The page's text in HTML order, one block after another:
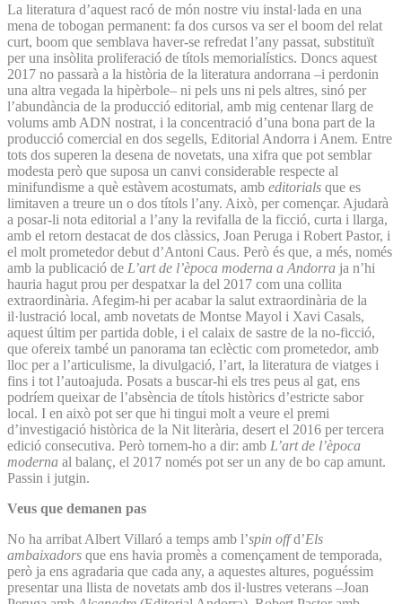
La literatura d’aquest racó de món nostre viu instal·lada en una
mena de tobogan permanent: fa dos cursos va ser el boom del relat
curt, boom que semblava haver-se refredat l’any passat, substituït
per una insòlita proliferació de títols memorialístics. Doncs aquest
2017 no passarà a la història de la literatura andorrana –i perdonin
una altra vegada la hipèrbole– ni pels uns ni pels altres, sinó per
l’abundància de la producció editorial, amb mig centenar llarg de
volums amb ADN nostrat, i la concentració d’una bona part de la
producció comercial en dos segells, Editorial Andorra i Anem. Entre
tots dos superen la desena de novetats, una xifra que pot semblar
modesta però que suposa un canvi considerable respecte al
minifundisme a què estàvem acostumats, amb editorials que es
limitaven a treure un o dos títols l’any. Això, per començar. Ajudarà
a posar-li nota editorial a l’any la revifalla de la ficció, curta i llarga,
amb el retorn destacat de dos clàssics, Joan Peruga i Robert Pastor, i
el molt prometedor debut d’Antoni Caus. Però és que, a més, només
amb la publicació de L’art de l’època moderna a Andorra ja n’hi
hauria hagut prou per despatxar la del 2017 com una collita
extraordinària. Afegim-hi per acabar la salut extraordinària de la
il·lustració local, amb novetats de Montse Mayol i Xavi Casals,
aquest últim per partida doble, i el calaix de sastre de la no-ficció,
que ofereix també un panorama tan eclèctic com prometedor, amb
lloc per a l’articulisme, la divulgació, l’art, la literatura de viatges i
fins i tot l’autoajuda. Posats a buscar-hi els tres peus al gat, ens
podríem queixar de l’absència de títols històrics d’estricte sabor
local. I en això pot ser que hi tingui molt a veure el premi
d’investigació històrica de la Nit literària, desert el 2016 per tercera
edició consecutiva. Però tornem-ho a dir: amb L’art de l’època
moderna al balanç, el 2017 només pot ser un any de bo cap amunt.
Passin i jutgin.
Veus que demanen pas
No ha arribat Albert Villaró a temps amb l’spin offd’Els
ambaixadors que ens havia promès a començament de temporada,
però ja ens agradaria que cada any, a aquestes altures, poguéssim
presentar una llista de novetats amb dos il·lustres veterans –Joan